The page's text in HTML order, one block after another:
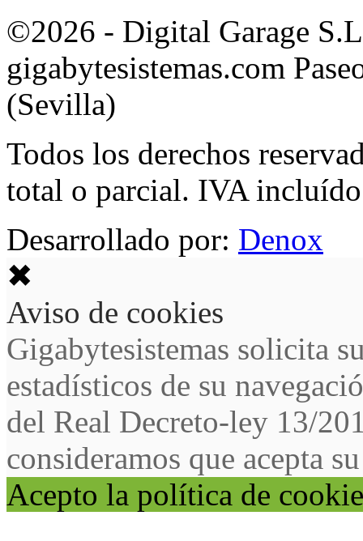
©2026 - Digital Garage
gigabytesistemas.com
(Sevilla)
Todos los derechos
total o parcial. IVA
Desarrollado por: Denox
✖
Aviso de cookies
Gigabytesistemas solicita
estadísticos de su
del Real Decreto-ley 13/
consideramos que acepta
Acepto la política de